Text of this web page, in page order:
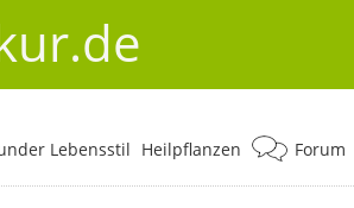
Lebensstil Heilpflanzen Forum